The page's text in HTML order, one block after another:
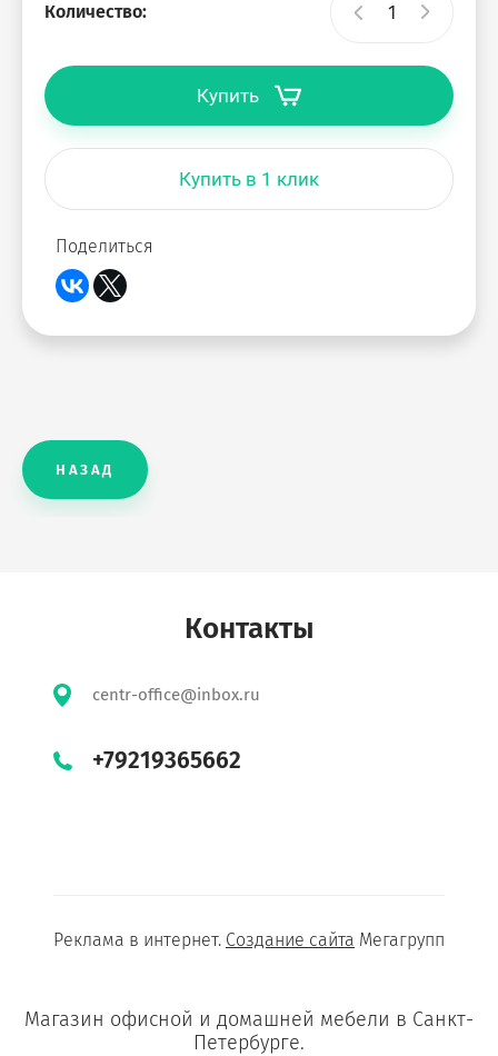
Количество:
Купить
Купить в 1 клик
Поделиться
НАЗАД
Магазин офисной и домашней мебели в Санкт-
Петербурге.
Контакты
centr-office@inbox.ru
+79219365662
Реклама в интернет. Создание сайта Мегагрупп